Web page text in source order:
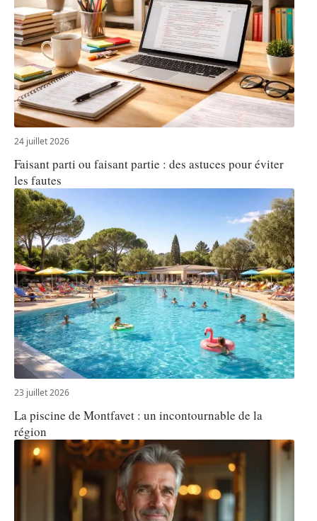
24 juillet 2026
Faisant parti ou faisant partie : des astuces pour éviter
les fautes
23 juillet 2026
La piscine de Montfavet : un incontournable de la
région